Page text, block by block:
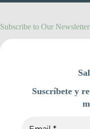
Subscribe to Our Newsletter
Suscríbete y